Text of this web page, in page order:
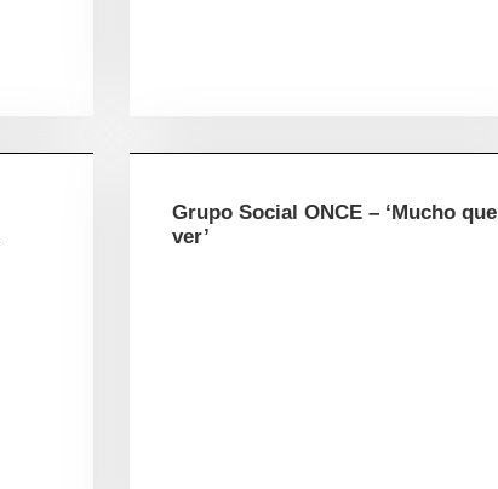
Grupo Social ONCE – ‘Mucho que
ver’